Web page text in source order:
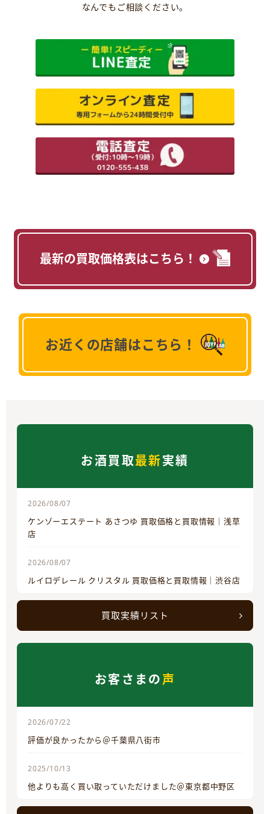
なんでもご相談ください。
最新の買取価格表はこちら！
お近くの店舗はこちら！
お酒買取最新実績
2026/08/07
ケンゾーエステート あさつゆ 買取価格と買取情報｜浅草
店
2026/08/07
ルイロデレール クリスタル 買取価格と買取情報｜渋谷店
買取実績リスト
お客さまの声
2026/07/22
評価が良かったから＠千葉県八街市
2025/10/13
他よりも高く買い取っていただけました＠東京都中野区